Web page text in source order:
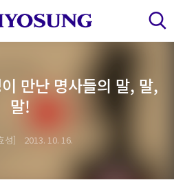
검색 레이어 열기
만난 명사들의 말, 말,
말!
성 2013. 10. 16.